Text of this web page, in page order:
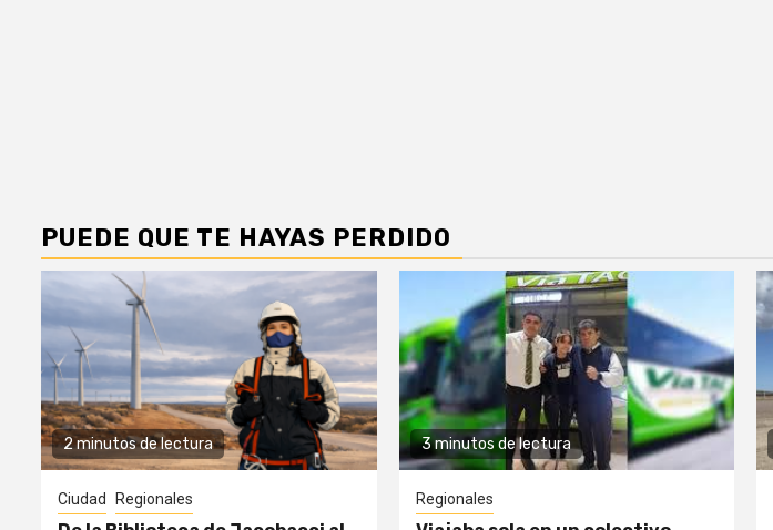
PUEDE QUE TE HAYAS PERDIDO
2 minutos de lectura
Ciudad Regionales
3 minutos de lectura
Regionales